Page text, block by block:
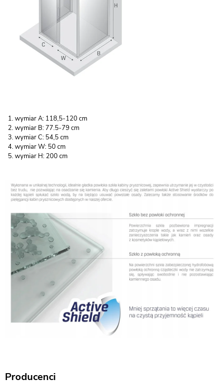
wymiar A: 118,5-120 cm
wymiar B: 77.5-79 cm
wymiar C: 54,5 cm
wymiar W: 50 cm
wymiar H: 200 cm
Producenci